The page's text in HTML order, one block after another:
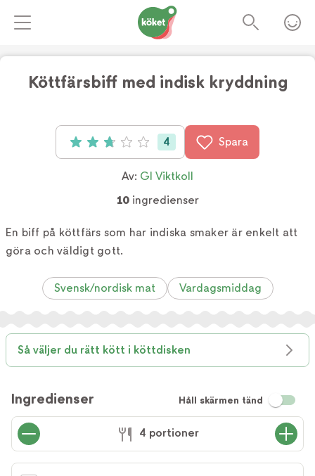
Köttfärsbiff med indisk kryddning
Betyg: 2.75 av 5 (4 röster)
4 Spara
Av: GI Viktkoll
10ingredienser
En biff på köttfärs som har indiska smaker är enkelt att
göra och väldigt gott.
Svensk/nordisk mat Vardagsmiddag
Så väljer du rätt kött i köttdisken
Ingredienser Håll skärmen tänd
4 portioner